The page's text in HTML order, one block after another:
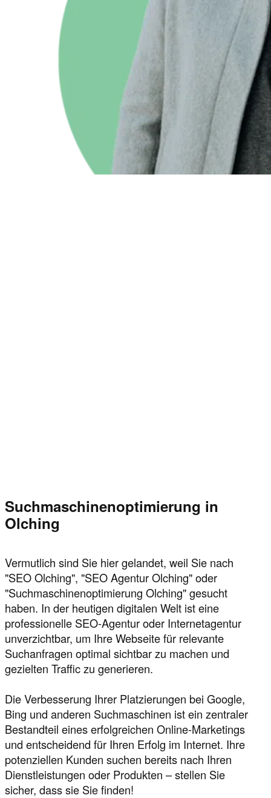
Suchmaschinenoptimierung in
Olching
Vermutlich sind Sie hier gelandet, weil Sie nach
"SEO Olching", "SEO Agentur Olching" oder
"Suchmaschinenoptimierung Olching" gesucht
haben. In der heutigen digitalen Welt ist eine
professionelle SEO-Agentur oder Internetagentur
unverzichtbar, um Ihre Webseite für relevante
Suchanfragen optimal sichtbar zu machen und
gezielten Traffic zu generieren.
Die Verbesserung Ihrer Platzierungen bei Google,
Bing und anderen Suchmaschinen ist ein zentraler
Bestandteil eines erfolgreichen Online-Marketings
und entscheidend für Ihren Erfolg im Internet. Ihre
potenziellen Kunden suchen bereits nach Ihren
Dienstleistungen oder Produkten – stellen Sie
sicher, dass sie Sie finden!